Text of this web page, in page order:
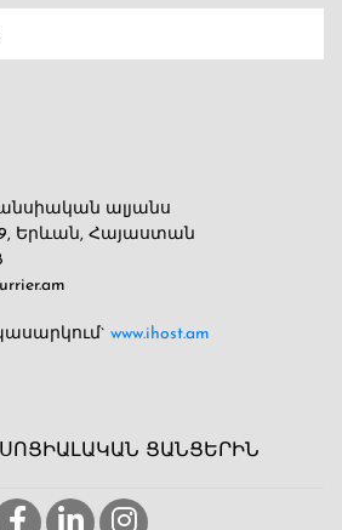
ալյանս
Երևան, Հայաստան
www.ihost.am
ՑԱՆՑԵՐԻՆ